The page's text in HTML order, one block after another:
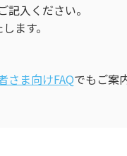
入ください。
ます。
さま向けFAQでもご案